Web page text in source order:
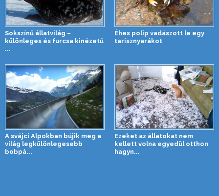
Sokszínű állatvilág –
különleges és furcsa kinézetű
...
Éhes polip vadászott le egy
tarisznyarákot
A svájci Alpokban bújik meg a
világ legkülönlegesebb
bobpá...
Ezeket az állatokat nem
kellett volna egyedül otthon
hagyn...